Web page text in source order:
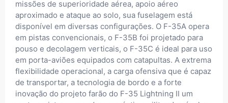
missões de superioridade aérea, apoio aéreo
aproximado e ataque ao solo, sua fuselagem está
disponível em diversas configurações. O F-35A opera
em pistas convencionais, o F-35B foi projetado para
pouso e decolagem verticais, o F-35C é ideal para uso
em porta-aviões equipados com catapultas. A extrema
flexibilidade operacional, a carga ofensiva que é capaz
de transportar, a tecnologia de bordo e a forte
inovação do projeto farão do F-35 Lightning II um